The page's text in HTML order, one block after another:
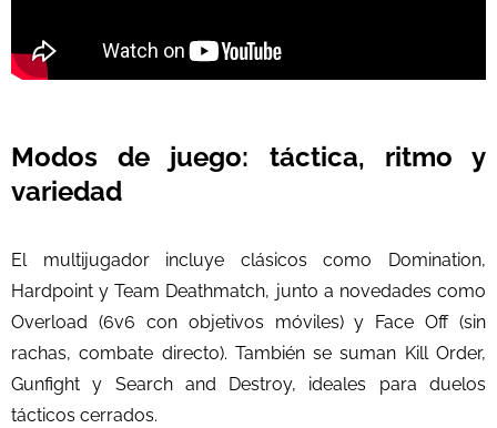
Modos de juego: táctica, ritmo y
variedad
El multijugador incluye clásicos como Domination,
Hardpoint y Team Deathmatch, junto a novedades como
Overload (6v6 con objetivos móviles) y Face Off (sin
rachas, combate directo). También se suman Kill Order,
Gunfight y Search and Destroy, ideales para duelos
tácticos cerrados.